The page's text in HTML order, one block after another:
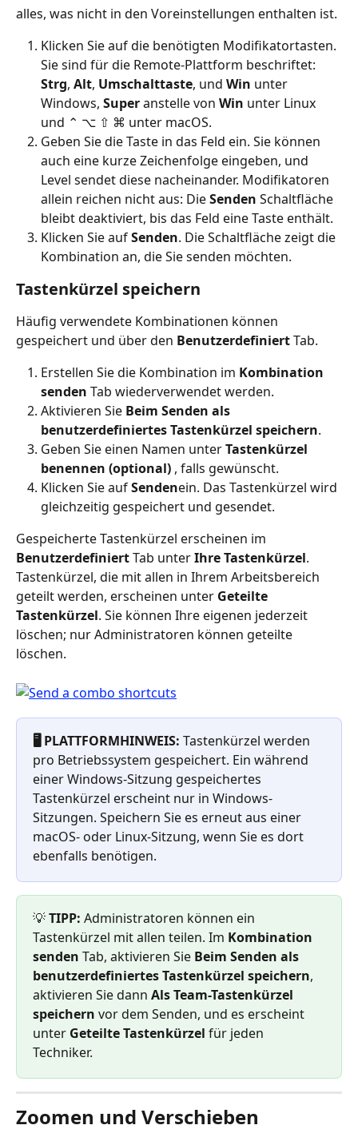
alles, was nicht in den Voreinstellungen enthalten ist.
Klicken Sie auf die benötigten Modifikatortasten.
Sie sind für die Remote-Plattform beschriftet:
Strg, Alt, Umschalttaste, und Win unter
Windows, Super anstelle von Win unter Linux
und ⌃ ⌥ ⇧ ⌘ unter macOS.
Geben Sie die Taste in das Feld ein. Sie können
auch eine kurze Zeichenfolge eingeben, und
Level sendet diese nacheinander. Modifikatoren
allein reichen nicht aus: Die Senden Schaltfläche
bleibt deaktiviert, bis das Feld eine Taste enthält.
Klicken Sie auf Senden. Die Schaltfläche zeigt die
Kombination an, die Sie senden möchten.
Tastenkürzel speichern
Häufig verwendete Kombinationen können
gespeichert und über den Benutzerdefiniert Tab.
Erstellen Sie die Kombination im Kombination
senden Tab wiederverwendet werden.
Aktivieren Sie Beim Senden als
benutzerdefiniertes Tastenkürzel speichern.
Geben Sie einen Namen unter Tastenkürzel
benennen (optional) , falls gewünscht.
Klicken Sie auf Sendenein. Das Tastenkürzel wird
gleichzeitig gespeichert und gesendet.
Gespeicherte Tastenkürzel erscheinen im
Benutzerdefiniert Tab unter Ihre Tastenkürzel.
Tastenkürzel, die mit allen in Ihrem Arbeitsbereich
geteilt werden, erscheinen unter Geteilte
Tastenkürzel. Sie können Ihre eigenen jederzeit
löschen; nur Administratoren können geteilte
löschen.
🖥️ PLATTFORMHINWEIS: Tastenkürzel werden
pro Betriebssystem gespeichert. Ein während
einer Windows-Sitzung gespeichertes
Tastenkürzel erscheint nur in Windows-
Sitzungen. Speichern Sie es erneut aus einer
macOS- oder Linux-Sitzung, wenn Sie es dort
ebenfalls benötigen.
💡 TIPP: Administratoren können ein
Tastenkürzel mit allen teilen. Im Kombination
senden Tab, aktivieren Sie Beim Senden als
benutzerdefiniertes Tastenkürzel speichern,
aktivieren Sie dann Als Team-Tastenkürzel
speichern vor dem Senden, und es erscheint
unter Geteilte Tastenkürzel für jeden
Techniker.
Zoomen und Verschieben